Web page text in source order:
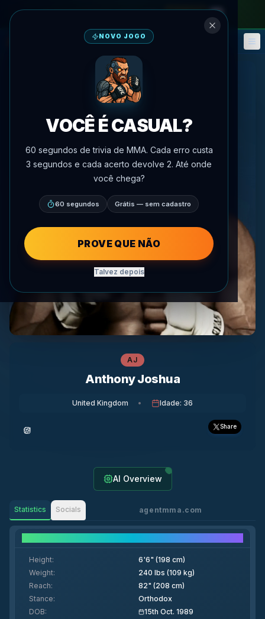
🎮 Fantasy Eventos
AJ
Anthony Joshua
United Kingdom • Idade: 36
Share
AI Overview
Statistics Socials agentmma.com
Height:
6'6" (198 cm)
Weight:
240 lbs (109 kg)
Reach:
82" (208 cm)
Stance:
Orthodox
DOB:
15th Oct. 1989
NOVO JOGO
VOCÊ É CASUAL?
60 segundos de trivia de MMA. Cada erro custa
3 segundos e cada acerto devolve 2. Até onde
você chega?
60 segundos Grátis — sem cadastro
PROVE QUE NÃO
Talvez depois